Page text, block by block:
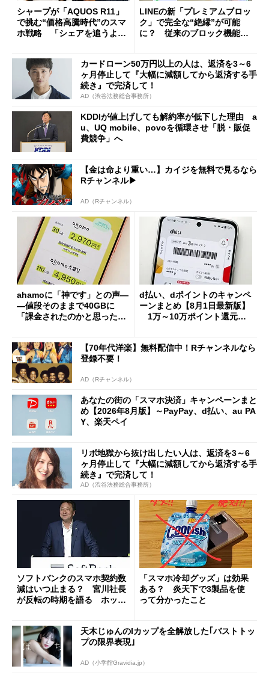
シャープが「AQUOS R11」
で挑む“価格高騰時代”のスマ
ホ戦略 「シェアを追うより
LINEの新「プレミアムブロッ
ク」で完全な“絶縁”が可能
に？ 従来のブロック機能と
カードローン50万円以上の人は、返済を3～6
ヶ月停止して『大幅に減額してから返済する手
続き』で完済して！
AD（渋谷法務総合事務所）
KDDIが値上げしても解約率が低下した理由 a
u、UQ mobile、povoを循環させ「脱・販促
費競争」へ
【金は命より重い…】カイジを無料で見るなら
Rチャンネル▶︎
AD（Rチャンネル）
ahamoに「神です」との声―
―値段そのままで40GBに
「課金されたのかと思った」
d払い、dポイントのキャンペ
ーンまとめ【8月1日最新版】
1万～10万ポイント還元の
【70年代洋楽】無料配信中！Rチャンネルなら
登録不要！
AD（Rチャンネル）
あなたの街の「スマホ決済」キャンペーンまと
め【2026年8月版】～PayPay、d払い、au PA
Y、楽天ペイ
リボ地獄から抜け出したい人は、返済を3～6
ヶ月停止して『大幅に減額してから返済する手
続き』で完済して！
AD（渋谷法務総合事務所）
ソフトバンクのスマホ契約数
減はいつ止まる？ 宮川社長
が反転の時期を語る ホッピ
「スマホ冷却グッズ」は効果
ある？ 炎天下で3製品を使
って分かったこと
天木じゅんのIカップを全解放した｢バストトッ
プの限界表現｣
AD（小学館Gravidia.jp）